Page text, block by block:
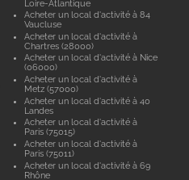
Loire-Atlantique
Acheter un local d'activité à 84
Vaucluse
Acheter un local d'activité à
Chartres (28000)
Acheter un local d'activité à Nice
(06000)
Acheter un local d'activité à
Metz (57000)
Acheter un local d'activité à 40
Landes
Acheter un local d'activité à
Paris (75015)
Acheter un local d'activité à
Paris (75011)
Acheter un local d'activité à 69
Rhône